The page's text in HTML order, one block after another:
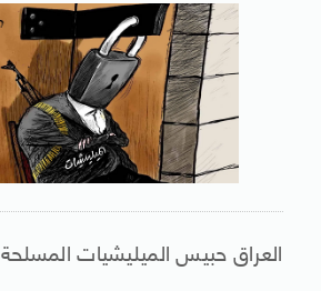
العراق حبيس الميليشيات المسلحة